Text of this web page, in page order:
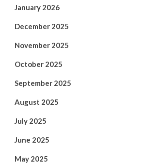
January 2026
December 2025
November 2025
October 2025
September 2025
August 2025
July 2025
June 2025
May 2025